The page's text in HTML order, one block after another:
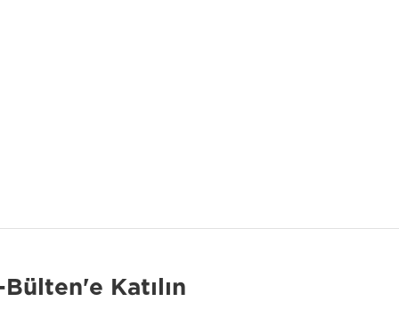
Bülten'e Katılın